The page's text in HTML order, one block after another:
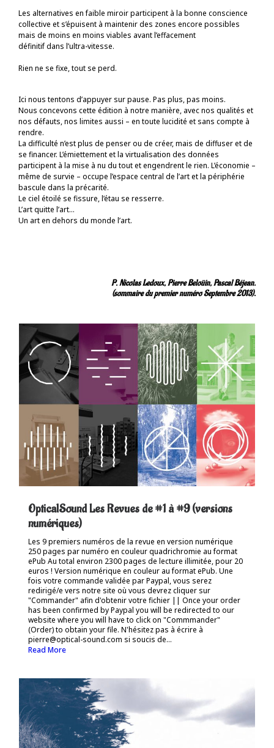
Les alternatives en faible miroir participent à la bonne conscience
collective et s’épuisent à maintenir des zones encore possibles
mais de moins en moins viables avant l’effacement
définitif dans l’ultra-vitesse.
Rien ne se fixe, tout se perd.
Ici nous tentons d’appuyer sur pause. Pas plus, pas moins.
Nous concevons cette édition à notre manière, avec nos qualités et
nos défauts, nos limites aussi – en toute lucidité et sans compte à
rendre.
La difficulté n’est plus de penser ou de créer, mais de diffuser et de
se financer. L’émiettement et la virtualisation des données
participent à la mise à nu du tout et engendrent le rien. L’économie –
même de survie – occupe l’espace central de l’art et la périphérie
bascule dans la précarité.
Le ciel étoilé se fissure, l’étau se resserre.
L’art quitte l’art…
Un art en dehors du monde l’art.
P. Nicolas Ledoux, Pierre Beloüin, Pascal Béjean.
(sommaire du premier numéro Septembre 2013).
OpticalSound Les Revues de #1 à #9 (versions
numériques)
Les 9 premiers numéros de la revue en version numérique
250 pages par numéro en couleur quadrichromie au format
ePub Au total environ 2300 pages de lecture illimitée, pour 20
euros ! Version numérique en couleur au format ePub. Une
fois votre commande validée par Paypal, vous serez
redirigé/e vers notre site où vous devrez cliquer sur
"Commander" afin d'obtenir votre fichier || Once your order
has been confirmed by Paypal you will be redirected to our
website where you will have to click on "Commmander"
(Order) to obtain your file. N'hésitez pas à écrire à
pierre@optical-sound.com si soucis de...
Read More